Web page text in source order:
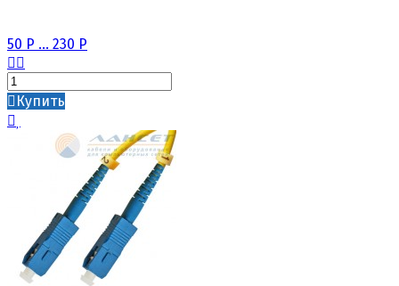
50 Р ... 230 Р
Купить